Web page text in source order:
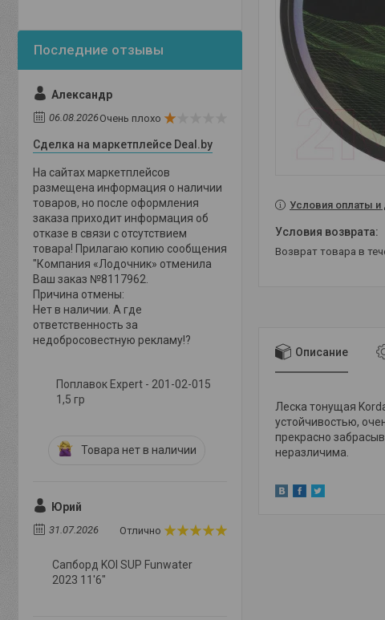
Условия оплаты и
возврат товара в
Описание
Леска тонущая
устойчивостью,
прекрасно
неразличима.
Александр
06.08.2026Очень плохо
Сделка на маркетплейсе Deal.by
На сайтах маркетплейсов
размещена информация о наличии
товаров, но после оформления
заказа приходит информация об
отказе в связи с отсутствием
товара! Прилагаю копию сообщения
"Компания «Лодочник» отменила
Ваш заказ №8117962.
Причина отмены:
Нет в наличии. А где
ответственность за
недобросовестную рекламу!?
Поплавок Expert - 201-02-015
1,5 гр
Товара нет в наличии
Юрий
31.07.2026 Отлично
Сапборд KOI SUP Funwater
2023 11'6"